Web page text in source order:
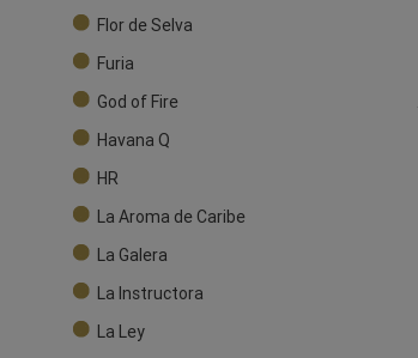
Flor de Selva
Furia
God of Fire
Havana Q
HR
La Aroma de Caribe
La Galera
La Instructora
La Ley